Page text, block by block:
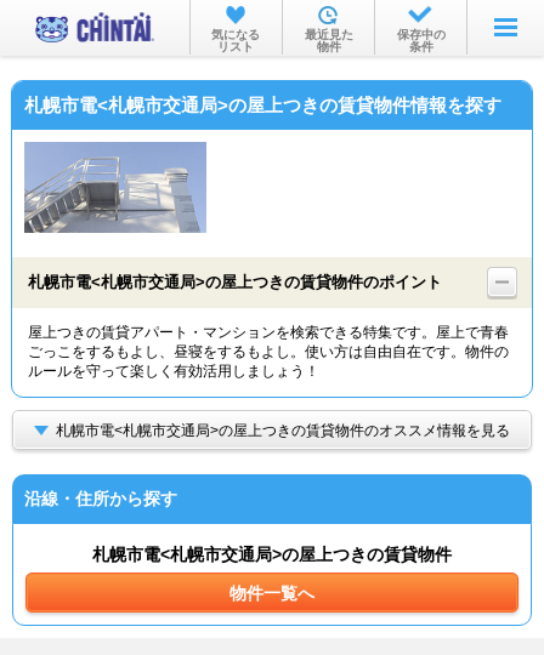
お部屋を探す
沿線・駅から
物件特集から
TOP
気になる
リスト
最近見た
物件
保存中の
条件
札幌市電<札幌市交通局>の屋上つきの賃貸物件情報を探す
札幌市電<札幌市交通局>の屋上つきの賃貸物件のポイント
屋上つきの賃貸アパート・マンションを検索できる特集です。屋上で青春
ごっこをするもよし、昼寝をするもよし。使い方は自由自在です。物件の
ルールを守って楽しく有効活用しましょう！
札幌市電<札幌市交通局>の屋上つきの賃貸物件のオススメ情報を見る
沿線・住所から探す
札幌市電<札幌市交通局>の屋上つきの賃貸物件
物件一覧へ